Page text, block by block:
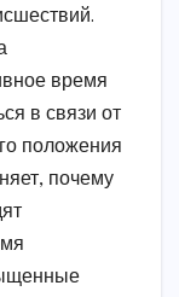
время
в связи от
положения
почему